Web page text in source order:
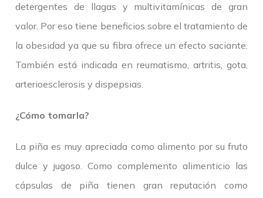
detergentes de llagas y multivitamínicas de gran
valor. Por eso tiene beneficios sobre el tratamiento de
la obesidad ya que su fibra ofrece un efecto saciante.
También está indicada en reumatismo, artritis, gota,
arterioesclerosis y dispepsias.
¿Cómo tomarla?
La piña es muy apreciada como alimento por su fruto
dulce y jugoso. Como complemento alimenticio las
cápsulas de piña tienen gran reputación como